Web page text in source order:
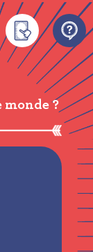
monde ?
être,
»